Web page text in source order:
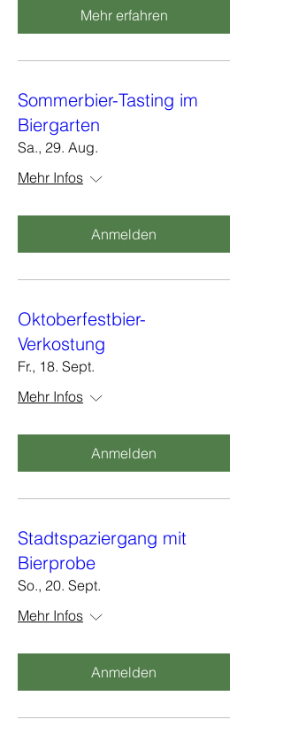
Mehr erfahren
Sommerbier-Tasting im
Biergarten
Sa., 29. Aug.
Mehr Infos
Anmelden
Oktoberfestbier-
Verkostung
Fr., 18. Sept.
Mehr Infos
Anmelden
Stadtspaziergang mit
Bierprobe
So., 20. Sept.
Mehr Infos
Anmelden